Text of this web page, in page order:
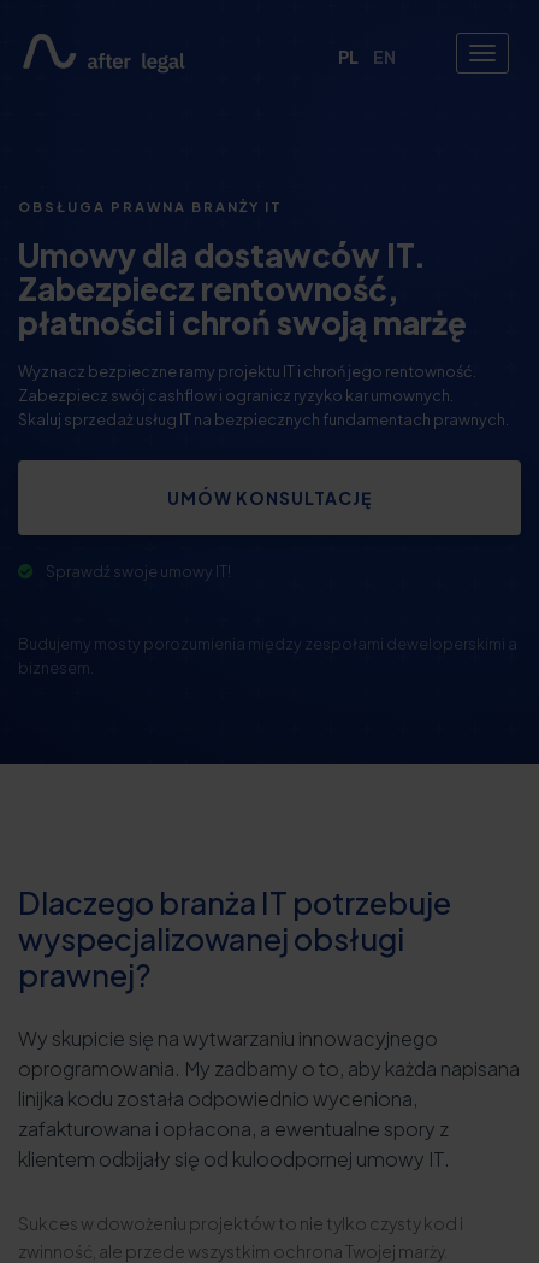
PL EN
OBSŁUGA PRAWNA BRANŻY IT
Umowy dla dostawców IT.
Zabezpiecz rentowność,
płatności i chroń swoją marżę
Wyznacz bezpieczne ramy projektu IT i chroń jego rentowność.
Zabezpiecz swój cashflow i ogranicz ryzyko kar umownych.
Skaluj sprzedaż usług IT na bezpiecznych fundamentach prawnych.
UMÓW KONSULTACJĘ
Sprawdź swoje umowy IT!
Budujemy mosty porozumienia między zespołami deweloperskimi a
biznesem.
Dlaczego branża IT potrzebuje
wyspecjalizowanej obsługi
prawnej?
Wy skupicie się na wytwarzaniu innowacyjnego
oprogramowania. My zadbamy o to, aby każda napisana
linijka kodu została odpowiednio wyceniona,
zafakturowana i opłacona, a ewentualne spory z
klientem odbijały się od kuloodpornej umowy IT.
Sukces w dowożeniu projektów to nie tylko czysty kod i
zwinność, ale przede wszystkim ochrona Twojej marży.